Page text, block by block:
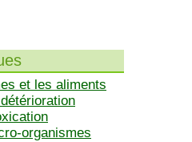
et les aliments
organismes